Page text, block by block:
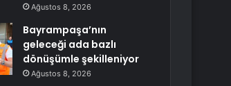
Ağustos 8, 2026
Bayrampaşa’nın
geleceği ada bazlı
dönüşümle şekilleniyor
Ağustos 8, 2026